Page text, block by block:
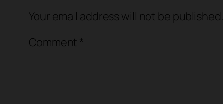
Your email address will not be published.
Comment *